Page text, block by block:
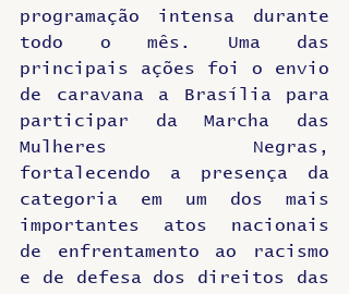
programação intensa durante
todo o mês. Uma das
principais ações foi o envio
de caravana a Brasília para
participar da Marcha das
Mulheres Negras,
fortalecendo a presença da
categoria em um dos mais
importantes atos nacionais
de enfrentamento ao racismo
e de defesa dos direitos das